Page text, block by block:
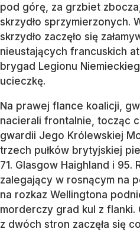
pod górę, za grzbiet
skrzydło sprzymierzonych.
skrzydło zaczęło się
nieustających francuskich
brygad Legionu
ucieczkę.
Na prawej flance koalicji,
nacierali frontalnie, tocząc
gwardii Jego Królewskiej
trzech pułków brytyjskiej
71. Glasgow Haighland i 95.
zalegający w rosnącym na
na rozkaz Wellingtona
morderczy grad kul z flanki.
z dwóch stron zaczęła się